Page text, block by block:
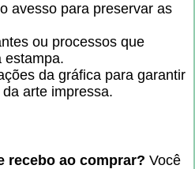
avesso para preservar as
ou processos que
estampa.
da gráfica para garantir
arte impressa.
recebo ao comprar? Você